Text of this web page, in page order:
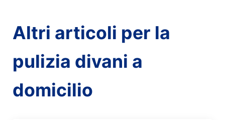
Altri articoli per la
pulizia divani a
domicilio